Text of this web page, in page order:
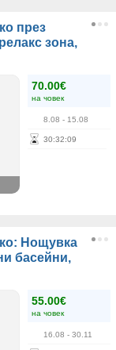
през
зона,
70.00€
на човек
8.08 - 15.08
30:32:09
Нощувка
басейни,
55.00€
на човек
16.08 - 30.11